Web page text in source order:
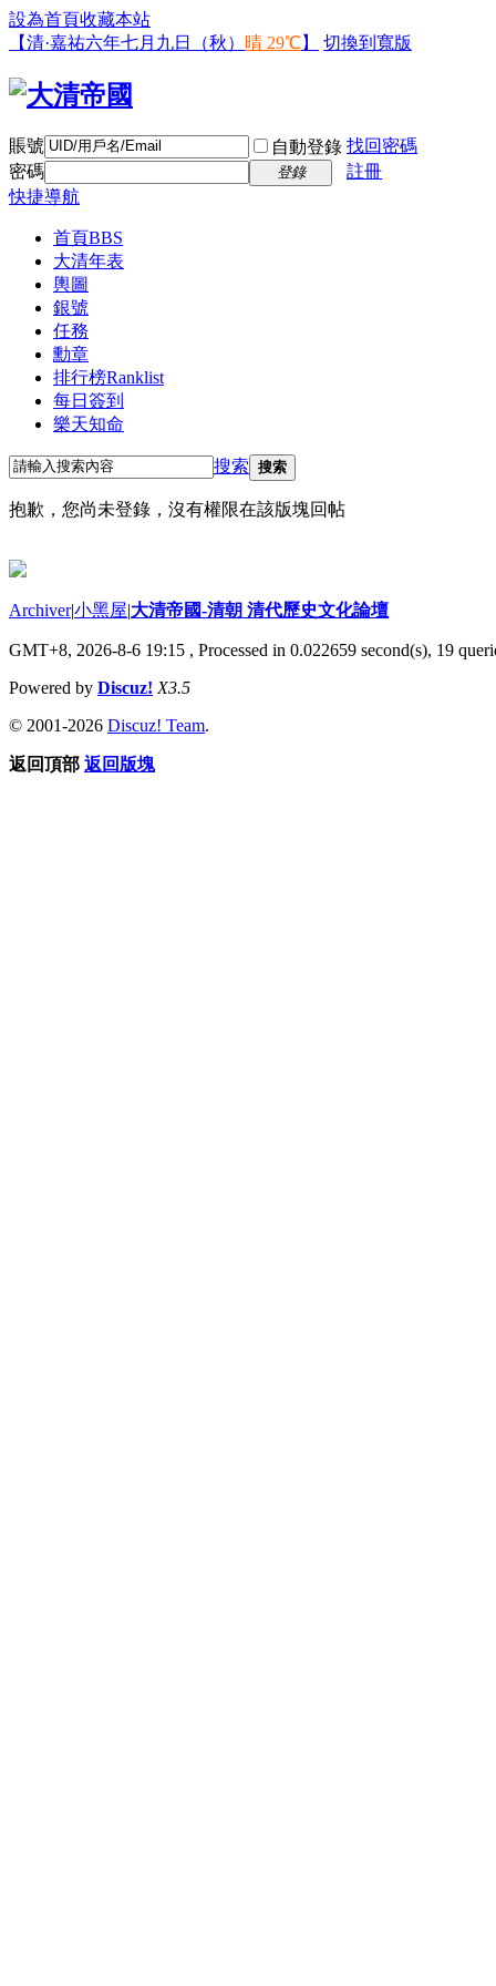
設為首頁收藏本站
【清·嘉祐六年七月九日（秋） 晴 29℃ 】 切換到寬版
賬號 自動登錄 找回密碼
密碼
登錄
註冊
快捷導航
首頁BBS
大清年表
輿圖
銀號
任務
勳章
排行榜Ranklist
每日簽到
樂天知命
搜索 搜索
抱歉，您尚未登錄，沒有權限在該版塊回帖
Archiver|小黑屋|大清帝國-清朝 清代歷史文化論壇
GMT+8, 2026-8-6 19:15 , Processed in 0.022659 second(s), 19
Powered by Discuz! X3.5
© 2001-2026 Discuz! Team.
返回頂部 返回版塊